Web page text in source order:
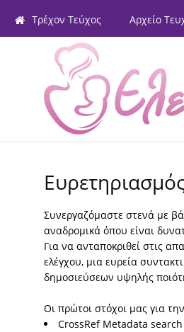
Τρέχον Τεύχος Αρχείο
Συνεργαζόμαστε στενά με
αναδρομικά όπου είναι
Για να ανταποκριθεί στις
ελέγχου, μια ευρεία
δημοσιεύσεων υψηλής
Οι πρώτοι στόχοι μας για
CrossRef Metadata search